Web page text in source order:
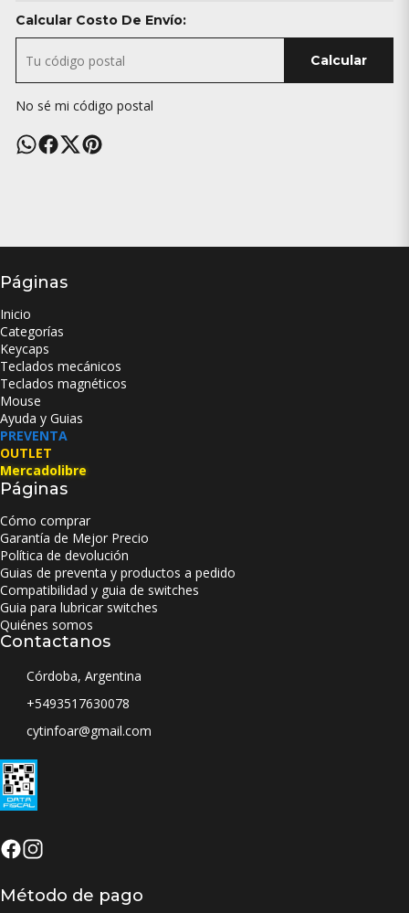
Calcular Costo De Envío:
Calcular
No sé mi código postal
Páginas
Inicio
Categorías
Keycaps
Teclados mecánicos
Teclados magnéticos
Mouse
Ayuda y Guias
PREVENTA
OUTLET
Mercadolibre
Páginas
Cómo comprar
Garantía de Mejor Precio
Política de devolución
Guias de preventa y productos a pedido
Compatibilidad y guia de switches
Guia para lubricar switches
Quiénes somos
Contactanos
Córdoba, Argentina
+5493517630078
cytinfoar@gmail.com
Método de pago